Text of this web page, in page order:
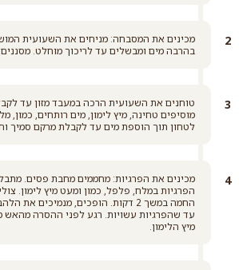
מכינים את המסבחה: מניחים את השעועית
בהרבה מים ומבשלים עד לריכוך מוחלט. מסננים.
טוחנים את השעועית הרכה במעבד מזון עד
מוסיפים טחינה, מיץ לימון, מים רותחים, כמון,
לטחון תוך הוספת מים עד לקבלת מרקם סמיך
מכינים את הפרגיות: מחממים מחבת פסים.
הפרגיות במלח, פלפל, כמון ומעט מיץ לימון.
החמה במשך 2 דקות. הופכים, מנמיכים
עד שהפרגיות עשויות. רגע לפני ההסרה מהאש
מיץ הלימון.